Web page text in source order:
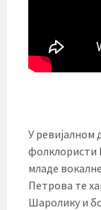
У ревијалном
фолклористи
младе
Петрова те
Шаролику и